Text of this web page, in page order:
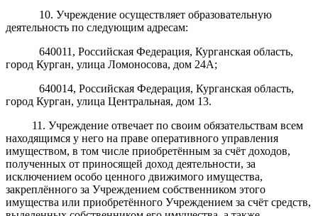
10. Учреждение осуществляет образовательную
деятельность по следующим адресам:
640011, Российская Федерация, Курганская область,
город Курган, улица Ломоносова, дом 24А;
640014, Российская Федерация, Курганская область,
город Курган, улица Центральная, дом 13.
11. Учреждение отвечает по своим обязательствам всем
находящимся у него на праве оперативного управления
имуществом, в том числе приобретённым за счёт доходов,
полученных от приносящей доход деятельности, за
исключением особо ценного движимого имущества,
закреплённого за Учреждением собственником этого
имущества или приобретённого Учреждением за счёт средств,